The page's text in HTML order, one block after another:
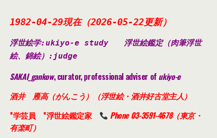
1982-04-29現在（2026-05-22更新）
浮世絵学:ukiyo-e study 浮世絵鑑定（肉筆浮世
絵、錦絵） :judge
SAKAI_gankow, curator, professional adviser of ukiyo-e
酒井 雁高（がんこう）（浮世絵・酒井好古堂主人）
*学芸員 *浮世絵鑑定家
Phone 03-3591-4678（東京・
有楽町）